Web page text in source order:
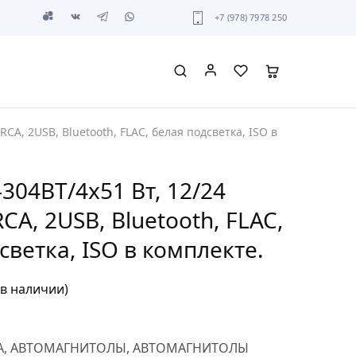
+7 (978) 7978 250
2USB, Bluetooth, FLAC, белая подсветка, ISO в
4х51 Вт, 12/24
2USB, Bluetooth, FLAC,
ISO в комплекте.
наличии)
, АВТОМАГНИТОЛЫ, АВТОМАГНИТОЛЫ